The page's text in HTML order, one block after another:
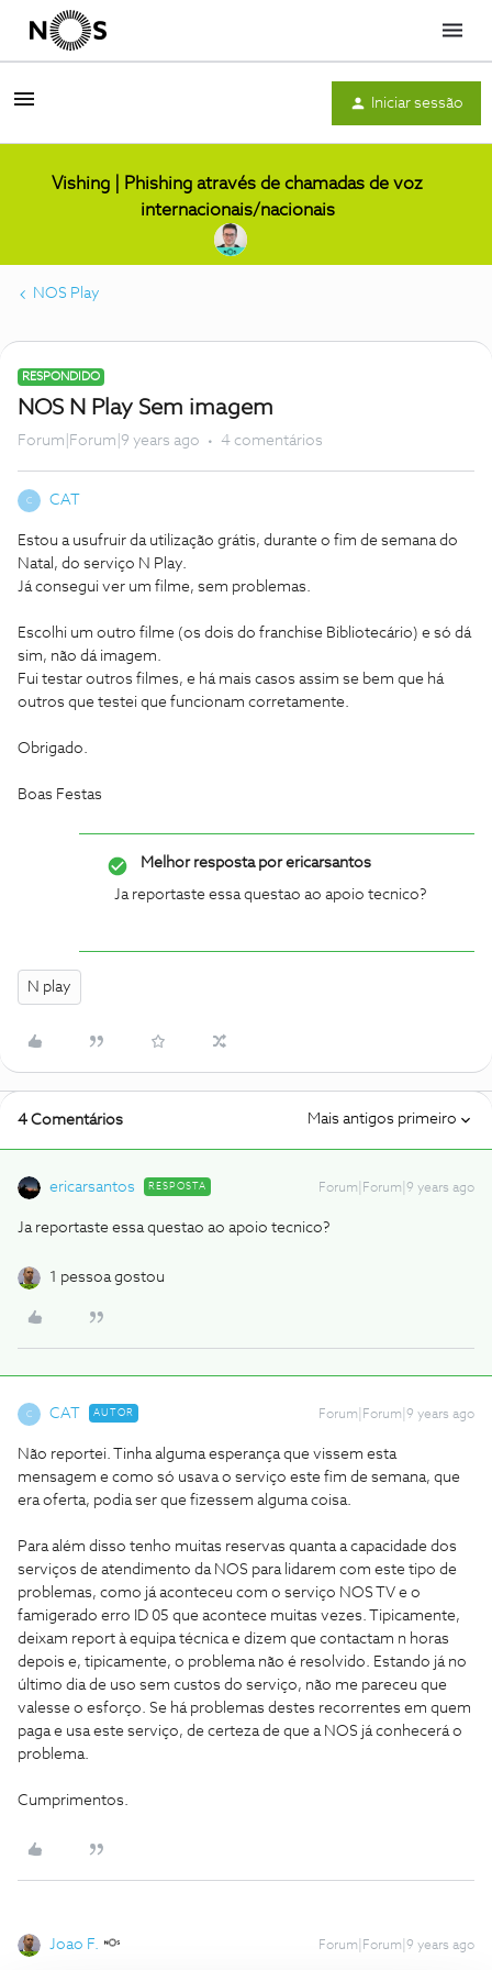
Menu
Iniciar sessão
Vishing | Phishing através de chamadas de voz
internacionais/nacionais
NOS Play
RESPONDIDO
NOS N Play Sem imagem
Forum|Forum|9 years ago 4 comentários
C CAT
Estou a usufruir da utilização grátis, durante o fim de semana do
Natal, do serviço N Play.
Já consegui ver um filme, sem problemas.
Escolhi um outro filme (os dois do franchise Bibliotecário) e só dá
sim, não dá imagem.
Fui testar outros filmes, e há mais casos assim se bem que há
outros que testei que funcionam corretamente.
Obrigado.
Boas Festas
Melhor resposta porericarsantos
Ja reportaste essa questao ao apoio tecnico?
N play
4 Comentários Mais antigos primeiro
ericarsantos RESPOSTA Forum|Forum|9 years ago
Ja reportaste essa questao ao apoio tecnico?
1 pessoa gostou
C CAT AUTOR Forum|Forum|9 years ago
Não reportei. Tinha alguma esperança que vissem esta
mensagem e como só usava o serviço este fim de semana, que
era oferta, podia ser que fizessem alguma coisa.
Para além disso tenho muitas reservas quanta a capacidade dos
serviços de atendimento da NOS para lidarem com este tipo de
problemas, como já aconteceu com o serviço NOS TV e o
famigerado erro ID 05 que acontece muitas vezes. Tipicamente,
deixam report à equipa técnica e dizem que contactam n horas
depois e, tipicamente, o problema não é resolvido. Estando já no
último dia de uso sem custos do serviço, não me pareceu que
valesse o esforço. Se há problemas destes recorrentes em quem
paga e usa este serviço, de certeza de que a NOS já conhecerá o
problema.
Cumprimentos.
Joao F. Forum|Forum|9 years ago